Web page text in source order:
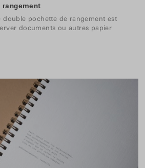
rangement
double pochette de rangement est
documents ou autres papier